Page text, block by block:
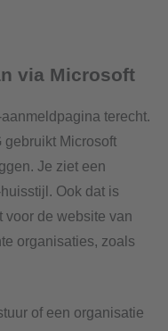
via Microsoft
terecht.
gebruikt Microsoft
Je ziet een
Ook dat is
voor de website van
organisaties, zoals
of een organisatie